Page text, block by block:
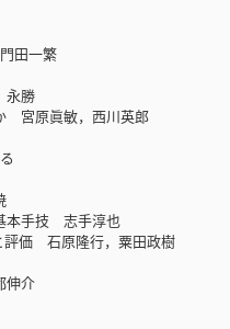
田一繁
永勝
宮原眞敏，西川英郎
本手技 志手淳也
評価 石原隆行，粟田政樹
伸介